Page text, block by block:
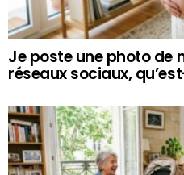
Je poste une photo de
réseaux sociaux,